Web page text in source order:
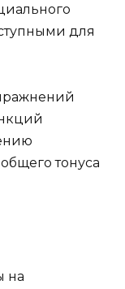
для
тонуса
на